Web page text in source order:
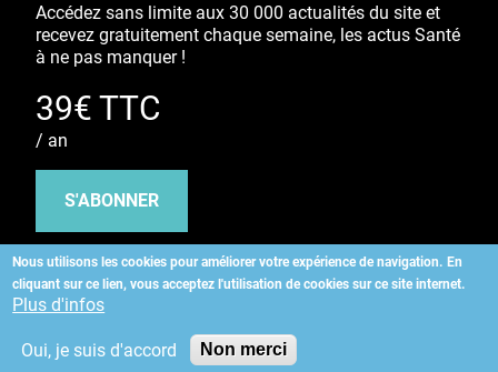
Nous utilisons les cookies pour améliorer votre expérience de navigation. En
cliquant sur ce lien, vous acceptez l'utilisation de cookies sur ce site internet.
Plus d'infos
Oui, je suis d'accord Non merci
Accédez sans limite aux 30 000 actualités du site et
recevez gratuitement chaque semaine, les actus Santé
à ne pas manquer !
39€ TTC
/ an
S'ABONNER
Copyright©2026 ALLIEDHEALTH
KAURIWEB